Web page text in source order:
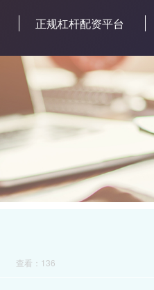
正规杠杆配资平台
查看：136